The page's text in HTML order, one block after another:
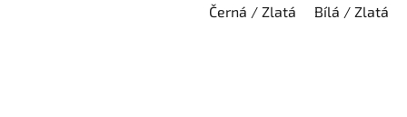
Černá / Zlatá Bílá / Zlatá